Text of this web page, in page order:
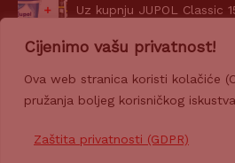
Cijenimo vašu privatnost!
Ova web stranica koristi kolačiće
pružanja boljeg korisničkog
Zaštita privatnosti (GDPR)
Uz kupnju JUPOL Classic